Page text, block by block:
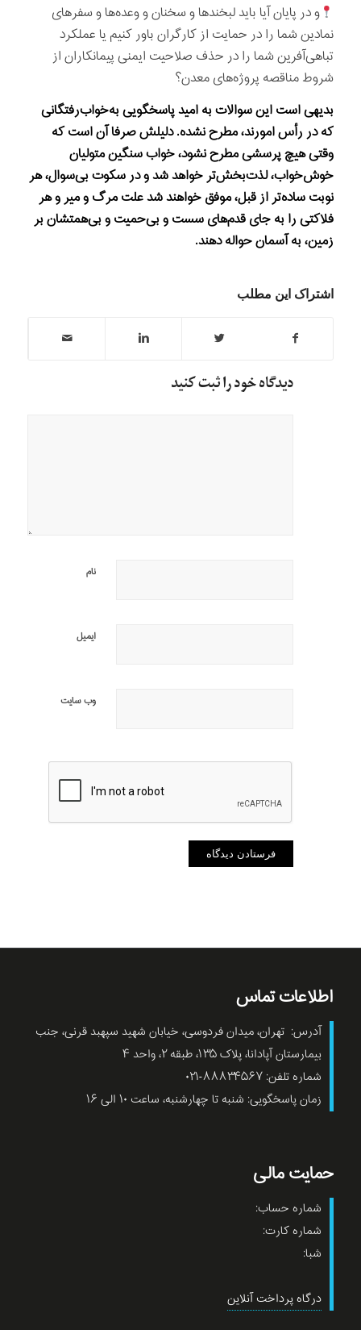
و در پایان آیا باید لبخندها و سخنان و وعده‌ها و سفرهای
نمادین شما را در حمایت از کارگران باور کنیم یا عملکرد
تباهی‌آفرین شما را در حذف صلاحیت ایمنی پیمانکاران از
شروط مناقصه پروژه‌های معدن؟
بدیهی است این سوالات به امید پاسخگویی به‌خواب‌رفتگانی
که در رأس امورند، مطرح نشده. دلیلش صرفا آن است که
وقتی هیچ پرسشی مطرح نشود، خواب سنگین متولیان
خوش‌خواب، لذت‌بخش‌تر خواهد شد و در سکوت بی‌سوال، هر
نوبت ساده‌تر از قبل، موفق خواهند شد علت مرگ‌ و میر و هر
فلاکتی را به جای قدم‌های سست و بی‌حمیت و بی‌همتشان بر
زمین، به آسمان حواله دهند.
اشتراک این مطلب
دیدگاه خود را ثبت کنید
نام
ایمیل
وب‌ سایت
اطلاعات تماس
آدرس: تهران، میدان فردوسی، خیابان شهید سپهبد قرنی، جنب
بیمارستان آپادانا، پلاک ۱۳۵، طبقه ۲، واحد ۴
شماره تلفن: ۸۸۸۳۴۵۶۷-۰۲۱
زمان پاسخگویی: شنبه تا چهارشنبه، ساعت ۱۰ الی ۱۶
حمایت مالی
شماره حساب:
شماره کارت:
شبا:
درگاه پرداخت آنلاین